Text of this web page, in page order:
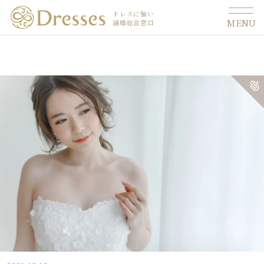
ドレスに強い
結婚総合窓口
MENU